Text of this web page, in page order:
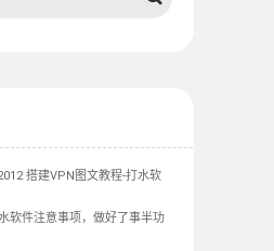
搭建VPN图文教程-打水软
软件注意事项，做好了事半功